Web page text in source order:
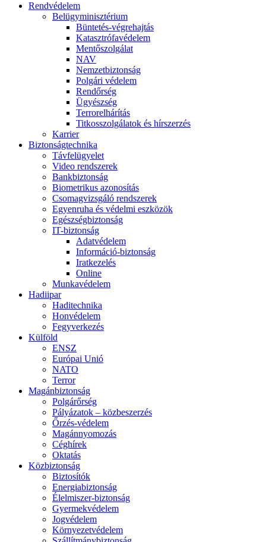
Rendvédelem
Belügyminisztérium
Büntetés-végrehajtás
Katasztrófavédelem
Mentőszolgálat
NAV
Nemzetbiztonság
Polgári védelem
Rendőrség
Ügyészség
Terrorelhárítás
Titkosszolgálatok és hírszerzés
Karrier
Biztonságtechnika
Távfelügyelet
Video rendszerek
Bankbiztonság
Biometrikus azonosítás
Csomagvizsgáló rendszerek
Egyenruha és védelmi eszközök
Egészségbiztonság
IT-biztonság
Adatvédelem
Információ-biztonság
Iratkezelés
Online
Munkavédelem
Hadiipar
Haditechnika
Honvédelem
Fegyverkezés
Külföld
ENSZ
Európai Unió
NATO
Terror
Magánbiztonság
Polgárőrség
Pályázatok – közbeszerzés
Őrzés-védelem
Magánnyomozás
Céghírek
Oktatás
Közbiztonság
Biztosítók
Energiabiztonság
Élelmiszer-biztonság
Gyermekvédelem
Jogvédelem
Környezetvédelem